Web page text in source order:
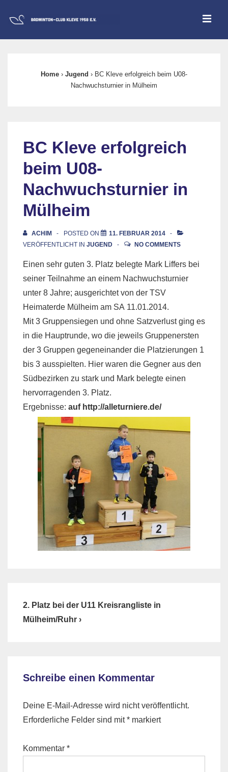
Zum
Home › Jugend › BC Kleve erfolgreich beim U08-
Nachwuchsturnier in Mülheim
BC Kleve erfolgreich
beim U08-
Nachwuchsturnier in
Mülheim
ACHIM POSTED ON
11. FEBRUAR 2014
VERÖFFENTLICHT IN JUGEND NO COMMENTS
Einen sehr guten 3. Platz belegte Mark Liffers bei
seiner Teilnahme an einem Nachwuchsturnier
unter 8 Jahre; ausgerichtet von der TSV
Heimaterde Mülheim am SA 11.01.2014.
Mit 3 Gruppensiegen und ohne Satzverlust ging es
in die Hauptrunde, wo die jeweils Gruppenersten
der 3 Gruppen gegeneinander die Platzierungen 1
bis 3 ausspielten. Hier waren die Gegner aus den
Südbezirken zu stark und Mark belegte einen
hervorragenden 3. Platz.
Ergebnisse: auf http://alleturniere.de/
Beitragsnavigation
Next
Post
2. Platz bei der U11 Kreisrangliste in
Mülheim/Ruhr ›
Schreibe einen Kommentar
Deine E-Mail-Adresse wird nicht veröffentlicht.
Erforderliche Felder sind mit* markiert
Kommentar *